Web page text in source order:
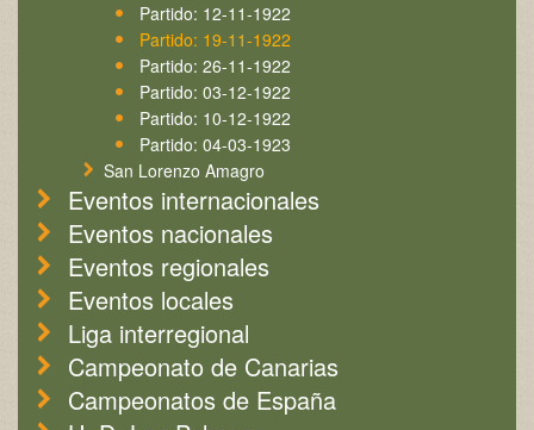
Partido: 12-11-1922
Partido: 19-11-1922
Partido: 26-11-1922
Partido: 03-12-1922
Partido: 10-12-1922
Partido: 04-03-1923
San Lorenzo Amagro
Eventos internacionales
Eventos nacionales
Eventos regionales
Eventos locales
Liga interregional
Campeonato de Canarias
Campeonatos de España